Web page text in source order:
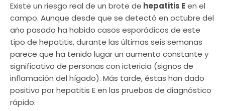
Existe un riesgo real de un brote de hepatitis Een el
campo. Aunque desde que se detectó en octubre del
año pasado ha habido casos esporádicos de este
tipo de hepatitis, durante las últimas seis semanas
parece que ha tenido lugar un aumento constante y
significativo de personas con ictericia (signos de
inflamación del hígado). Más tarde, éstas han dado
positivo por hepatitis E en las pruebas de diagnóstico
rápido.